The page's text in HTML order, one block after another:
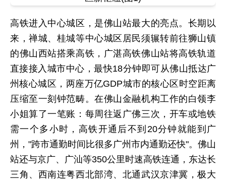
高铁进入中心城区，是佛山站最大的亮点。长期以
来，禅城、桂城等中心城区居民须辗转前往狮山镇
的佛山西站搭乘高铁，广湛高铁佛山站将高铁轨道
直接接入城市中心，最快18分钟即可从佛山抵达广
州核心城区，两座万亿GDP城市的核心区时空距离
压缩至一刻钟范畴。在佛山金融机构工作的白领李
小姐算了一笔账：每周往返广佛三次，开车或地铁
需一个多小时，高铁开通后不到20分钟就能到广
州，"跨市通勤时间比很多广州市内通勤还快"。佛山
站还与京广、广汕等350公里时速高铁连通，东达长
三角、西南连粤西北部湾、北通武汉京津冀，极大